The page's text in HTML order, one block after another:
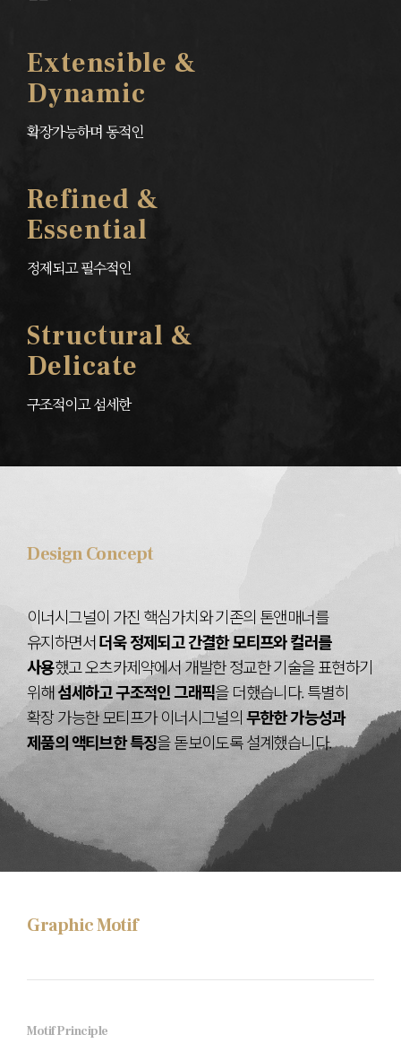
Extensible &
Dynamic
확장가능하며 동적인
Refined &
Essential
정제되고 필수적인
Structural &
Delicate
구조적이고 섬세한
Design Concept
이너시그널이 가진 핵심가치와 기존의 톤앤매너를
유지하면서더욱 정제되고 간결한 모티프와 컬러를
사용했고오츠카제약에서 개발한 정교한 기술을 표현하기
위해섬세하고 구조적인 그래픽을 더했습니다.특별히
확장 가능한 모티프가 이너시그널의무한한 가능성과
제품의 액티브한 특징을 돋보이도록 설계했습니다.
Graphic Motif
Motif Principle